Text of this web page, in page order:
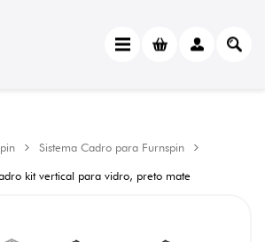
Sistema Cadro para Furnspin
kit vertical para vidro, preto mate